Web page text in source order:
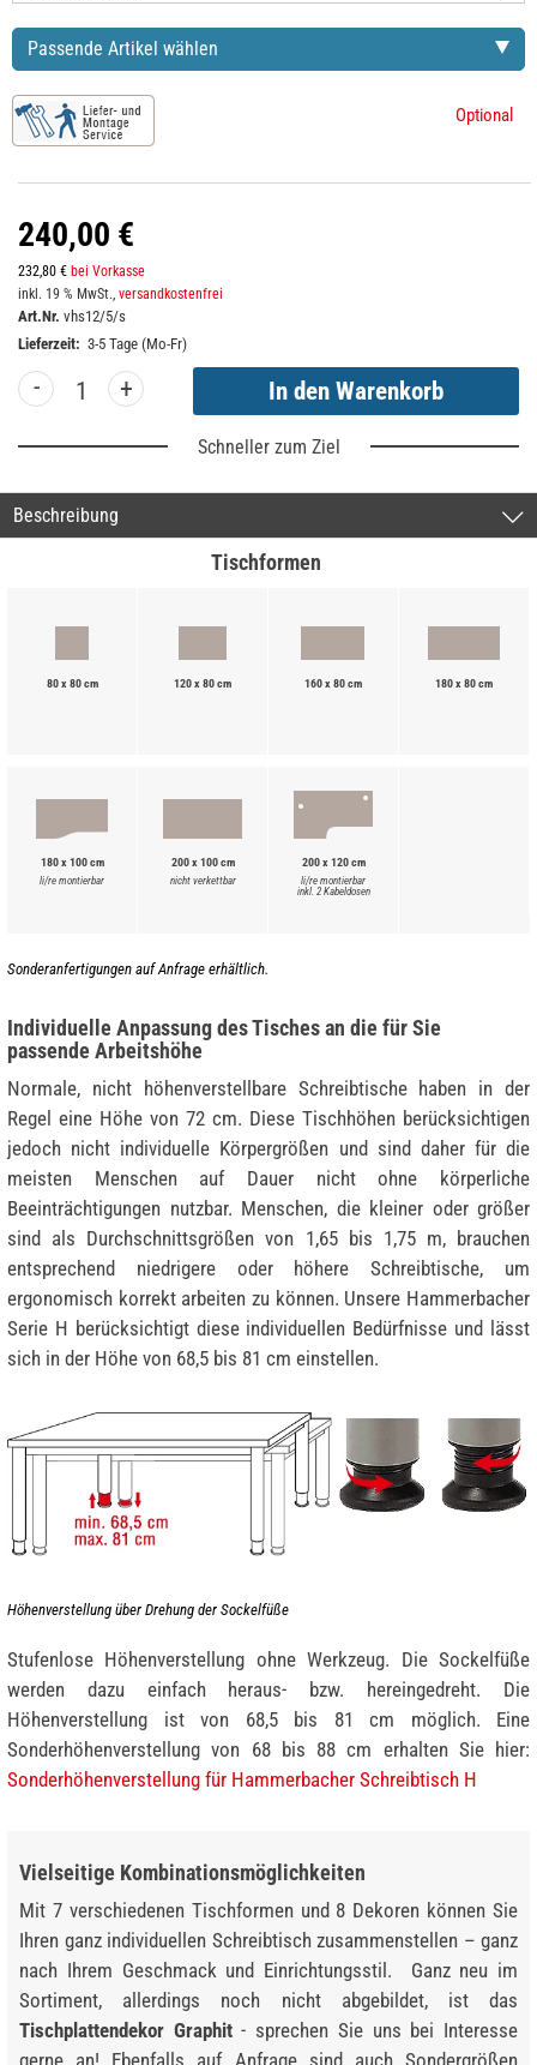
Passende Artikel wählen
Optional
240,00 €
232,80 € bei Vorkasse
inkl. 19 % MwSt., versandkostenfrei
Art.Nr. vhs12/5/s
Lieferzeit: 3-5 Tage (Mo-Fr)
- +
Schneller zum Ziel
Beschreibung
Tischformen
80 x 80 cm 120 x 80 cm 160 x 80 cm 180 x 80 cm
180 x 100 cm
li/re montierbar
200 x 100 cm
nicht verkettbar
200 x 120 cm
li/re montierbar
inkl. 2 Kabeldosen
Sonderanfertigungen auf Anfrage erhältlich.
Individuelle Anpassung des Tisches an die für Sie
passende Arbeitshöhe
Normale, nicht höhenverstellbare Schreibtische haben in der
Regel eine Höhe von 72 cm. Diese Tischhöhen berücksichtigen
jedoch nicht individuelle Körpergrößen und sind daher für die
meisten Menschen auf Dauer nicht ohne körperliche
Beeinträchtigungen nutzbar. Menschen, die kleiner oder größer
sind als Durchschnittsgrößen von 1,65 bis 1,75 m, brauchen
entsprechend niedrigere oder höhere Schreibtische, um
ergonomisch korrekt arbeiten zu können. Unsere Hammerbacher
Serie H berücksichtigt diese individuellen Bedürfnisse und lässt
sich in der Höhe von 68,5 bis 81 cm einstellen.
Höhenverstellung über Drehung der Sockelfüße
Stufenlose Höhenverstellung ohne Werkzeug. Die Sockelfüße
werden dazu einfach heraus- bzw. hereingedreht. Die
Höhenverstellung ist von 68,5 bis 81 cm möglich. Eine
Sonderhöhenverstellung von 68 bis 88 cm erhalten Sie hier:
Sonderhöhenverstellung für Hammerbacher Schreibtisch H
Vielseitige Kombinationsmöglichkeiten
Mit 7 verschiedenen Tischformen und 8 Dekoren können Sie
Ihren ganz individuellen Schreibtisch zusammenstellen – ganz
nach Ihrem Geschmack und Einrichtungsstil. Ganz neu im
Sortiment, allerdings noch nicht abgebildet, ist das
Tischplattendekor Graphit- sprechen Sie uns bei Interesse
gerne an! Ebenfalls auf Anfrage sind auch Sondergrößen